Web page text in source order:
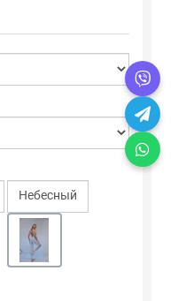
Небесный